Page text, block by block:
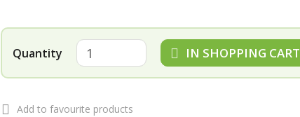
Quantity IN SHOPPING CART
Add to favourite products